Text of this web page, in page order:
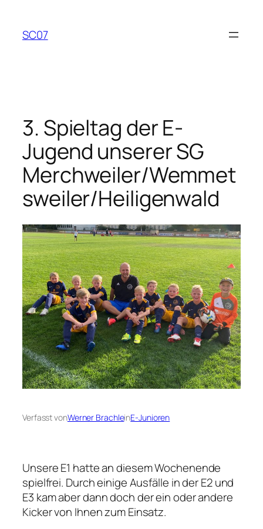
springen
SC07
3. Spieltag der E-
Jugend unserer SG
Merchweiler/Wemmet
sweiler/Heiligenwald
Verfasst vonWerner BrachleinE-Junioren
Unsere E1 hatte an diesem Wochenende
spielfrei. Durch einige Ausfälle in der E2 und
E3 kam aber dann doch der ein oder andere
Kicker von Ihnen zum Einsatz.